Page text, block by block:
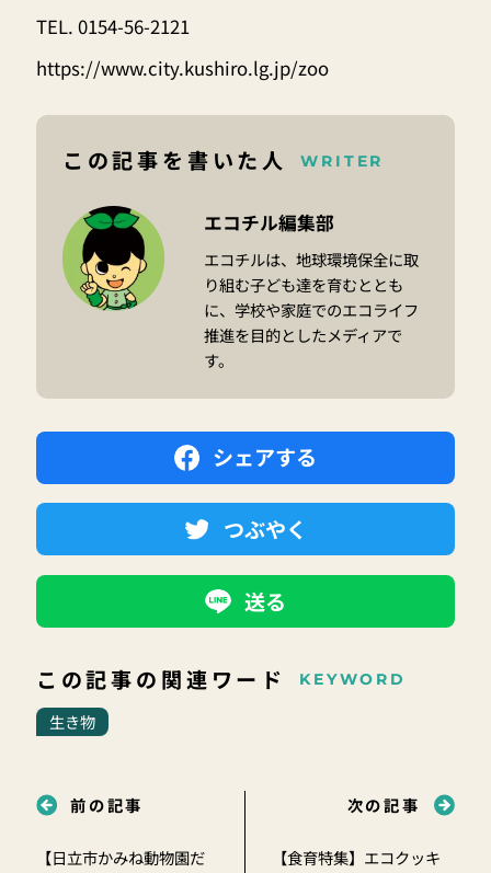
TEL. 0154-56-2121
https://www.city.kushiro.lg.jp/zoo
この記事を書いた人 WRITER
エコチル編集部
エコチルは、地球環境保全に取
り組む子ども達を育むととも
に、学校や家庭でのエコライフ
推進を目的としたメディアで
す。
シェアする
つぶやく
送る
この記事の関連ワード KEYWORD
生き物
前の記事
【日立市かみね動物園だ
次の記事
【食育特集】エコクッキ